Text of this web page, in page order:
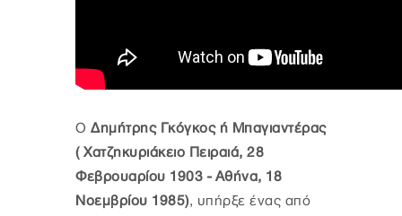
Ο Δημήτρης Γκόγκος ή Μπαγιαντέρας
( Χατζηκυριάκειο Πειραιά, 28
Φεβρουαρίου 1903 - Αθήνα, 18
Νοεμβρίου 1985), υπήρξε ένας από